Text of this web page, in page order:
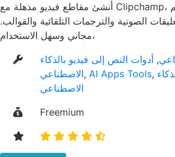
أنشئ مقاطع فيديو مذهلة مع Clipchamp، مُحرّر مايكروسوفت المُدعّم
الصوتية والترجمات التلقائية والقوالب.
مجاني وسهل الاستخدام،
, أدوات النص إلى فيديو بالذكاء
الاصطناعي,AI Apps Tools,
الاصطناعي
Freemium